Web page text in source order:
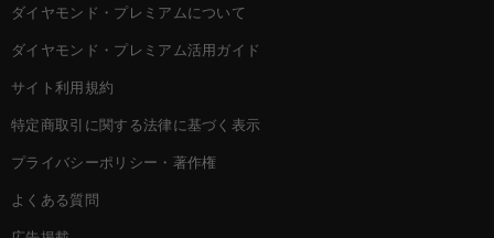
ダイヤモンド・プレミアムについて
ダイヤモンド・プレミアム活用ガイド
サイト利用規約
特定商取引に関する法律に基づく表示
プライバシーポリシー・著作権
よくある質問